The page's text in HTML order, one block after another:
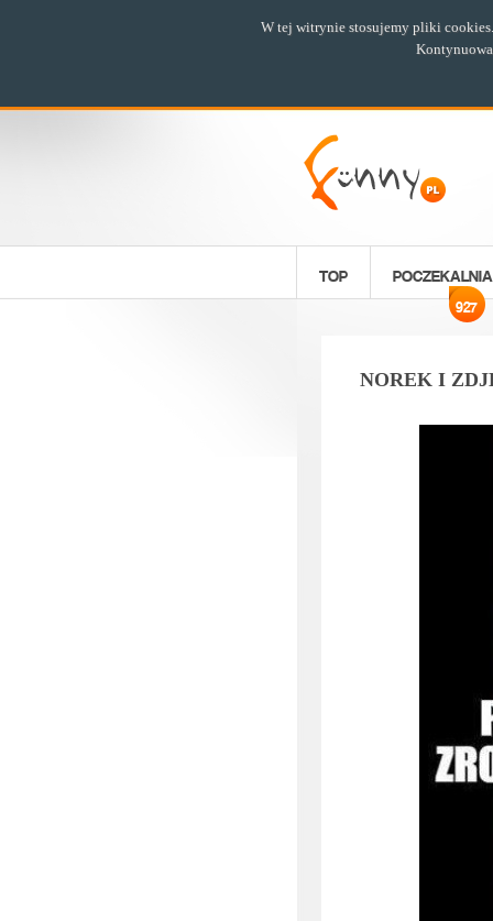
TOP POCZEKALNIA
927
NOREK I
W tej witrynie stosujemy pliki